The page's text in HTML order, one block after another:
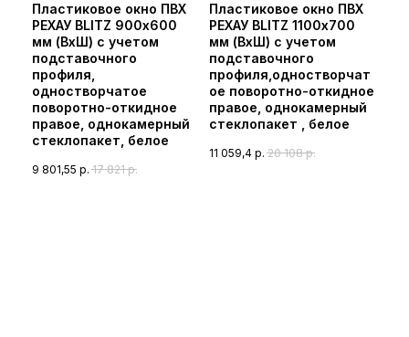
Пластиковое окно ПВХ
РЕХАУ BLITZ 900х600
мм (ВхШ) с учетом
подставочного
профиля,
одностворчатое
поворотно-откидное
правое, однокамерный
стеклопакет, белое
9 801,55 р. 17 821 р.
Пластиковое окно ПВХ
РЕХАУ BLITZ 1100х700
мм (ВхШ) с учетом
подставочного
профиля,одностворчат
ое поворотно-откидное
правое, однокамерный
стеклопакет , белое
11 059,4 р. 20 108 р.